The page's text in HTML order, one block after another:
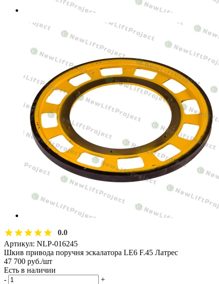
0.0
Артикул: NLP-016245
Шкив привода поручня эскалатора LE6 F.45 Латрес
47 700 руб./шт
Есть в наличии
-
+